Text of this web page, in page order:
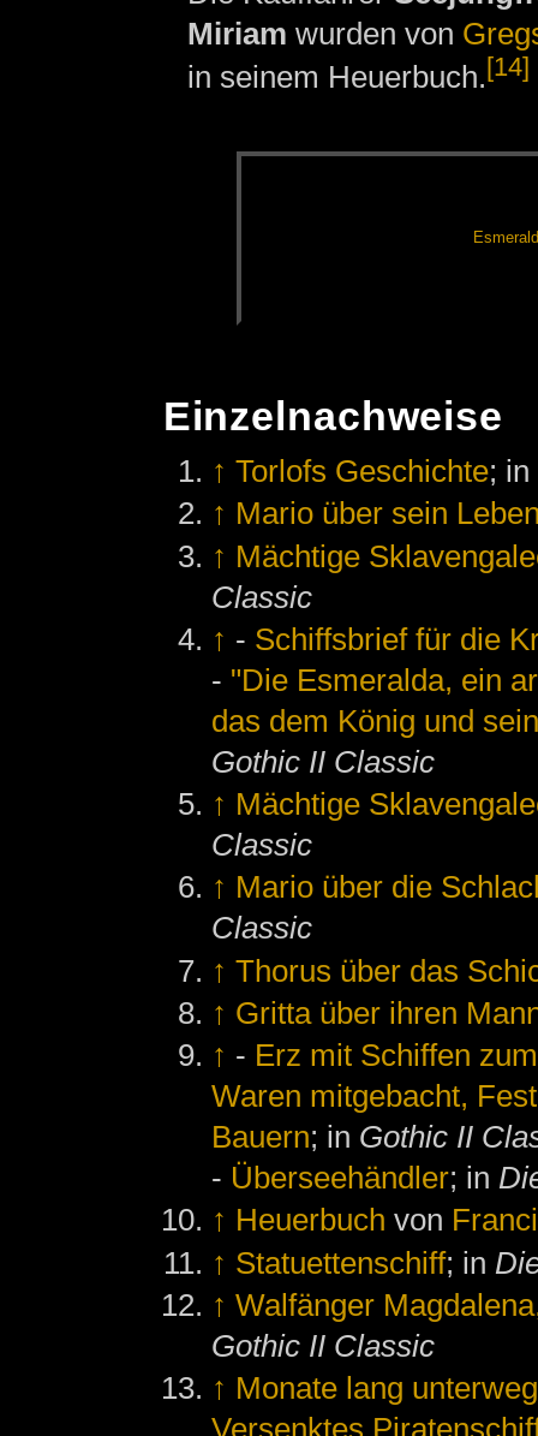
Miriam wurden von
in seinem Heuerbuch.[14]
Einzelnachweise
↑ Torlofs Geschichte; in
↑ Mario über sein
↑ Mächtige
Classic
↑ - Schiffsbrief für die
- "Die Esmeralda, ein
das dem König und
Gothic II Classic
↑ Mächtige
Classic
↑ Mario über die
Classic
↑ Thorus über das
↑ Gritta über ihren
↑ - Erz mit Schiffen
Waren mitgebacht,
Bauern; in Gothic II
- Überseehändler; in
↑ Heuerbuch von
↑ Statuettenschiff; in
↑ Walfänger
Gothic II Classic
↑ Monate lang